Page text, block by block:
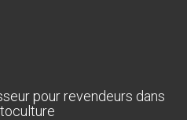
pour revendeurs dans